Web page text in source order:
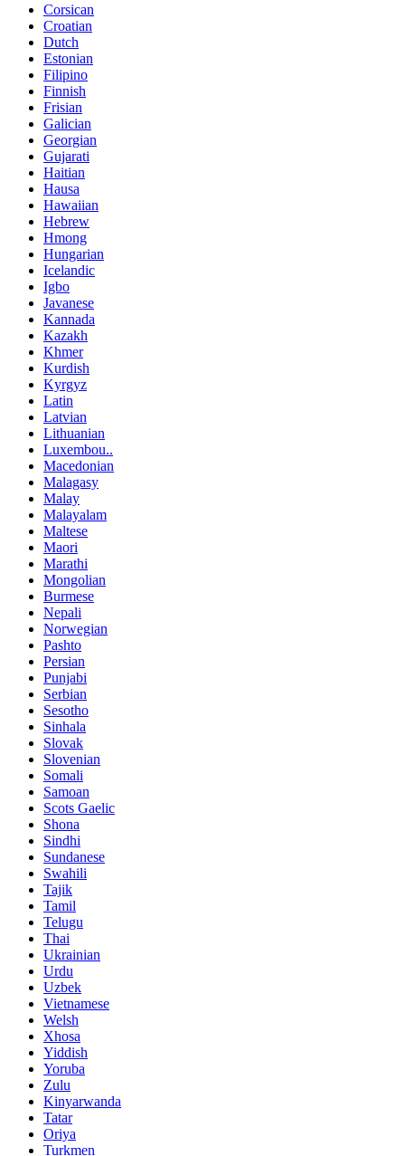
Corsican
Croatian
Dutch
Estonian
Filipino
Finnish
Frisian
Galician
Georgian
Gujarati
Haitian
Hausa
Hawaiian
Hebrew
Hmong
Hungarian
Icelandic
Igbo
Javanese
Kannada
Kazakh
Khmer
Kurdish
Kyrgyz
Latin
Latvian
Lithuanian
Luxembou..
Macedonian
Malagasy
Malay
Malayalam
Maltese
Maori
Marathi
Mongolian
Burmese
Nepali
Norwegian
Pashto
Persian
Punjabi
Serbian
Sesotho
Sinhala
Slovak
Slovenian
Somali
Samoan
Scots Gaelic
Shona
Sindhi
Sundanese
Swahili
Tajik
Tamil
Telugu
Thai
Ukrainian
Urdu
Uzbek
Vietnamese
Welsh
Xhosa
Yiddish
Yoruba
Zulu
Kinyarwanda
Tatar
Oriya
Turkmen